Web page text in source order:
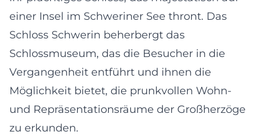
einer Insel im Schweriner See thront. Das
Schloss Schwerin beherbergt das
Schlossmuseum, das die Besucher in die
Vergangenheit entführt und ihnen die
Möglichkeit bietet, die prunkvollen Wohn-
und Repräsentationsräume der Großherzöge
zu erkunden.